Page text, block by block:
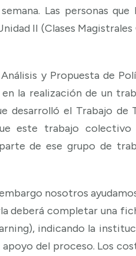
Las personas que
II (Clases
y Propuesta de
la realización de un
desarrolló el Trabajo de
este trabajo colectivo
de ese grupo de
nosotros
deberá completar una
indicando la
del proceso. Los